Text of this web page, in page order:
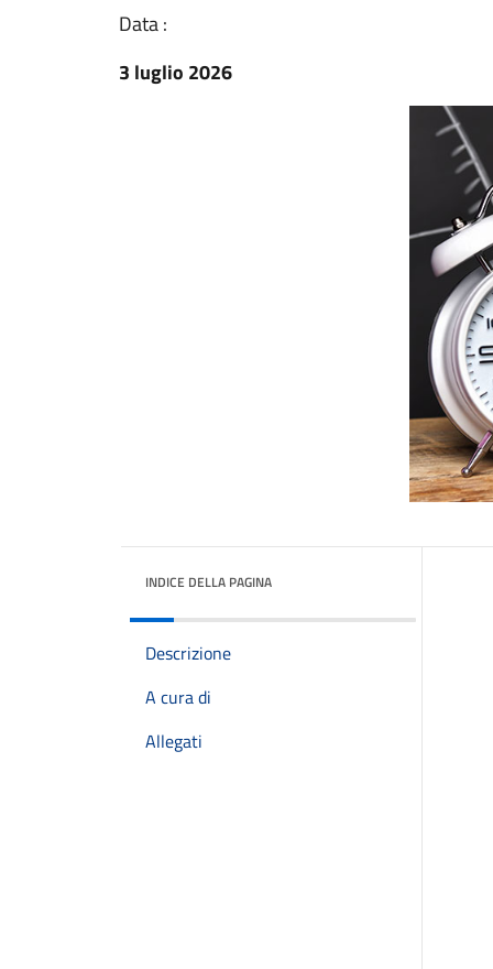
Data :
3 luglio 2026
INDICE DELLA PAGINA
Descrizione
A cura di
Allegati